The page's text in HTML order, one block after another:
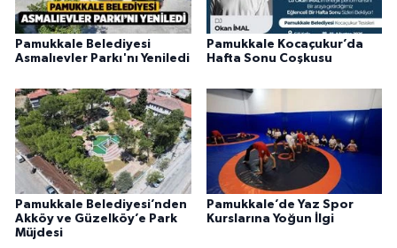
Pamukkale Belediyesi
Asmalıevler Parkı'nı Yeniledi
Pamukkale Kocaçukur’da
Hafta Sonu Coşkusu
Pamukkale Belediyesi’nden
Akköy ve Güzelköy’e Park
Müjdesi
Pamukkale’de Yaz Spor
Kurslarına Yoğun İlgi